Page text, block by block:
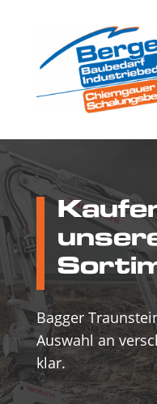
Bagger
Auswahl an
klar.